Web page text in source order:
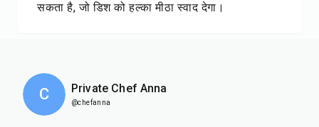
सकता है, जो डिश को हल्का मीठा स्वाद देगा।
C Private Chef Anna
@chefanna